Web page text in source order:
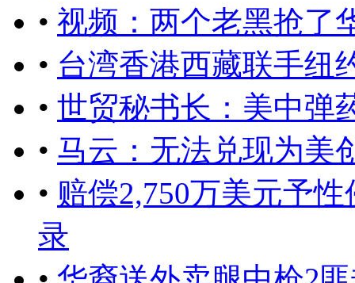
• 视频：两个老黑抢了
• 台湾香港西藏联手纽
• 世贸秘书长：美中弹
• 马云：无法兑现为美
• 赔偿2,750万美元予
录